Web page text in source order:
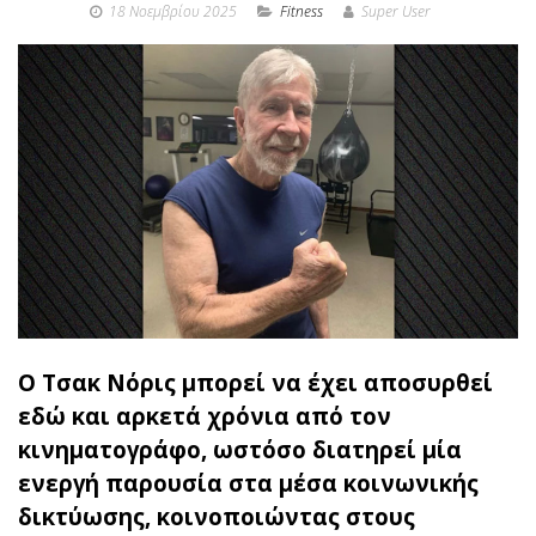
18 Νοεμβρίου 2025 Fitness Super User
Ο Τσακ Νόρις μπορεί να έχει αποσυρθεί
εδώ και αρκετά χρόνια από τον
κινηματογράφο, ωστόσο διατηρεί μία
ενεργή παρουσία στα μέσα κοινωνικής
δικτύωσης, κοινοποιώντας στους